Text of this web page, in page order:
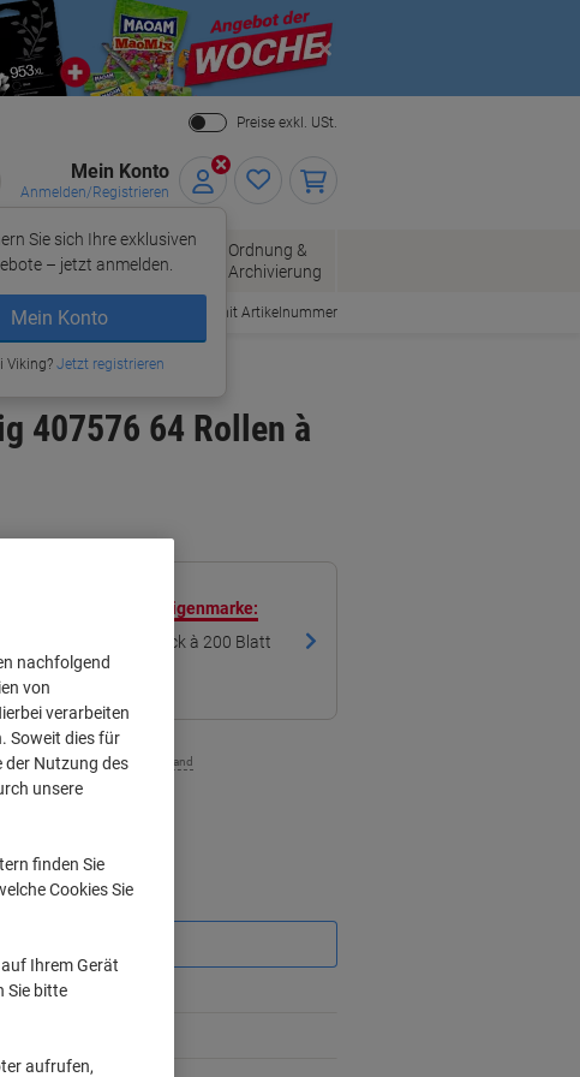
Close
Preise exkl. USt.
Mein Konto
Anmelden/Registrieren
Sie sich Ihre exklusiven
– jetzt anmelden.
Mein Konto
Viking?Jetzt registrieren
Versand
Bürobedarf
Ordnung &
Archivierung
Bestellen mit Artikelnummer
407576 64 Rollen à
sparen mit unserer Eigenmarke:
2-lagig 48 Stück à 200 Blatt
zzgl. Versand
-8%
nachfolgend
von
verarbeiten
Soweit dies für
der Nutzung des
unsere
finden Sie
Cookies Sie
Ihrem Gerät
Sie bitte
aufrufen,